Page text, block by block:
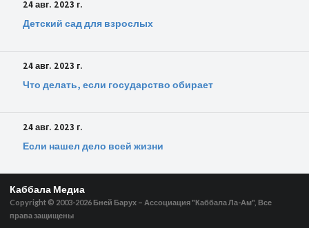
24 авг. 2023 г.
Детский сад для взрослых
24 авг. 2023 г.
Что делать, если государство обирает
24 авг. 2023 г.
Если нашел дело всей жизни
Каббала Медиа
Copyright © 2003-2026 Бней Барух – Ассоциация "Каббала Ла-Ам", Все
права защищены